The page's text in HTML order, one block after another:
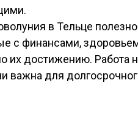
в Тельце полезно
с финансами,
их достижению. Работа
важна для